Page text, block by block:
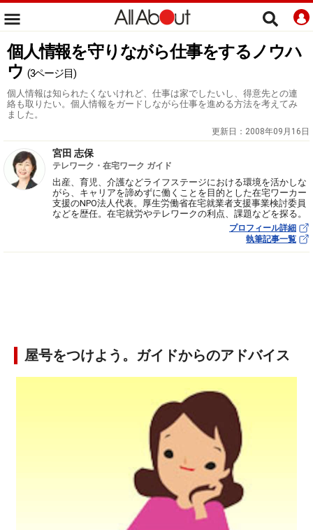
個人情報を守りながら仕事をするノウハ
ウ (3ページ目)
個人情報は知られたくないけれど、仕事は家でしたいし、得意先との連
絡も取りたい。個人情報をガードしながら仕事を進める方法を考えてみ
ました。
更新日： 2008年09月16日
宮田 志保
テレワーク・在宅ワーク ガイド
出産、育児、介護などライフステージにおける環境を活かしな
がら、キャリアを諦めずに働くことを目的とした在宅ワーカー
支援のNPO法人代表。厚生労働省在宅就業者支援事業検討委員
などを歴任。在宅就労やテレワークの利点、課題などを探る。
プロフィール詳細
執筆記事一覧
屋号をつけよう。ガイドからのアドバイス